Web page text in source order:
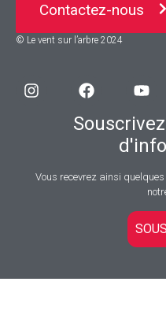
Contactez-nous
© Le vent sur l’arbre 2024
Vous recevrez ainsi